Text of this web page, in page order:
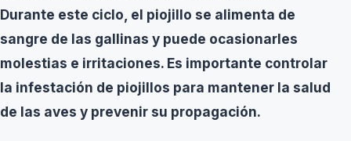
Durante este ciclo, el piojillo se alimenta de
sangre de las gallinas y puede ocasionarles
molestias e irritaciones. Es importante controlar
la infestación de piojillos para mantener la salud
de las aves y prevenir su propagación.